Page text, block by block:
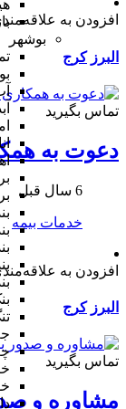
بوشهر
افزودن به
البرز کرج
تماس بگیرید
دعوت به
6 سال قبل
خدمات بیمه
افزودن به
البرز کرج
تماس بگیرید
مشاوره و